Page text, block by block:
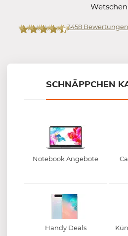
3458Bewertungen
SCHNÄPPCHEN
Notebook Angebote
Handy Deals